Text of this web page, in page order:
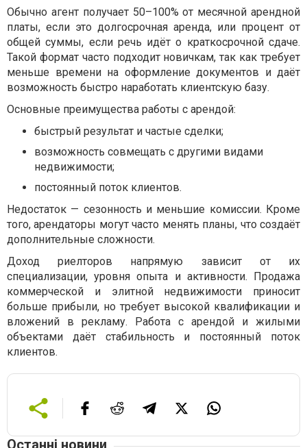
Обычно агент получает 50–100% от месячной арендной
платы, если это долгосрочная аренда, или процент от
общей суммы, если речь идёт о краткосрочной сдаче.
Такой формат часто подходит новичкам, так как требует
меньше времени на оформление документов и даёт
возможность быстро наработать клиентскую базу.
Основные преимущества работы с арендой:
быстрый результат и частые сделки;
возможность совмещать с другими видами
недвижимости;
постоянный поток клиентов.
Недостаток — сезонность и меньшие комиссии. Кроме
того, арендаторы могут часто менять планы, что создаёт
дополнительные сложности.
Доход риелторов напрямую зависит от их
специализации, уровня опыта и активности. Продажа
коммерческой и элитной недвижимости приносит
больше прибыли, но требует высокой квалификации и
вложений в рекламу. Работа с арендой и жилыми
объектами даёт стабильность и постоянный поток
клиентов.